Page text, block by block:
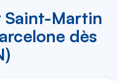
Saint-Martin
dès